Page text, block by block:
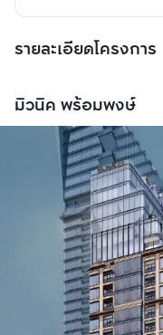
รายละเอียดโครงการ
มิวนิค พร้อมพงษ์